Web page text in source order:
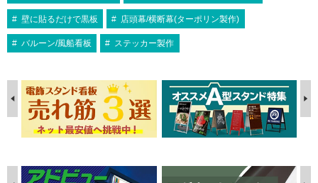
壁に貼るだけで黒板 店頭幕/横断幕(ターポリン製作)
バルーン/風船看板 ステッカー製作